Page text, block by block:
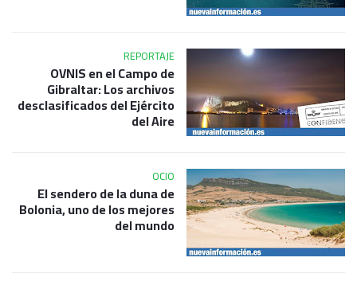
REPORTAJE
OVNIS en el Campo de
Gibraltar: Los archivos
desclasificados del Ejército
del Aire
OCIO
El sendero de la duna de
Bolonia, uno de los mejores
del mundo